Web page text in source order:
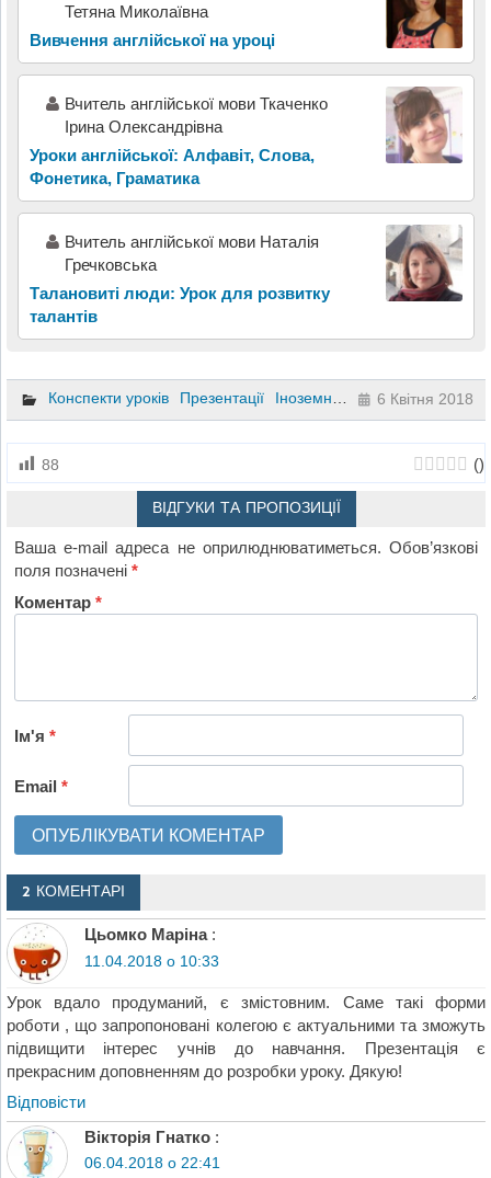
Тетяна Миколаївна
Вивчення англійської на уроці
Вчитель англійської мови Ткаченко
Ірина Олександрівна
Уроки англійської: Алфавіт, Слова,
Фонетика, Граматика
Вчитель англійської мови Наталія
Гречковська
Талановиті люди: Урок для розвитку
талантів
Конспекти уроків Презентації Іноземна мова 7 клас
6 Квітня 2018
88 ()
ВІДГУКИ ТА ПРОПОЗИЦІЇ
Ваша e-mail адреса не оприлюднюватиметься. Обов’язкові
поля позначені*
Коментар*
Ім'я*
Email*
2 КОМЕНТАРІ
Цьомко Маріна :
11.04.2018 о 10:33
Урок вдало продуманий, є змістовним. Саме такі форми
роботи , що запропоновані колегою є актуальними та зможуть
підвищити інтерес учнів до навчання. Презентація є
прекрасним доповненням до розробки уроку. Дякую!
Відповіcти
Вікторія Гнатко :
06.04.2018 о 22:41